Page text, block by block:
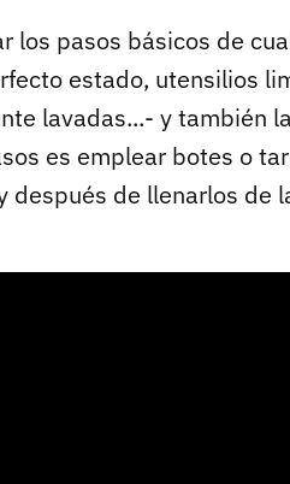
los pasos básicos de
estado, utensilios
lavadas...- y también la
es emplear botes o
después de llenarlos de